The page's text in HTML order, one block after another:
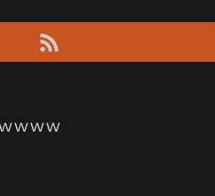
ｗｗｗ